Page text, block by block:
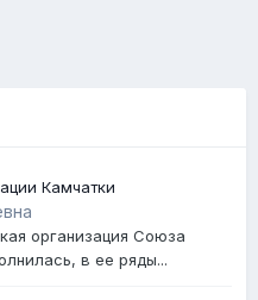
Камчатки
организация Союза
в ее ряды...